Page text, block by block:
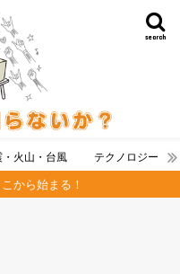
search
・火山・台風 テクノロジー
から始まる！